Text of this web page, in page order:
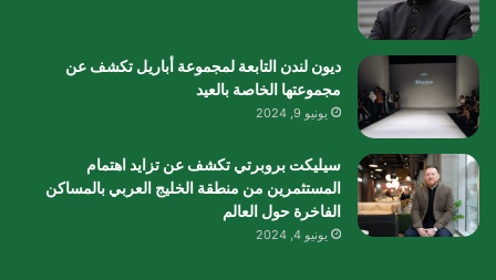
ديون لندن التابعة لمجموعة أباريل تكشف عن
مجموعتها الخاصة بالعيد
يونيو 9, 2024
سيليكت بروبرتي تكشف عن تزايد اهتمام
المستثمرين من منطقة الخليج العربي بالمساكن
الفاخرة حول العالم
يونيو 4, 2024